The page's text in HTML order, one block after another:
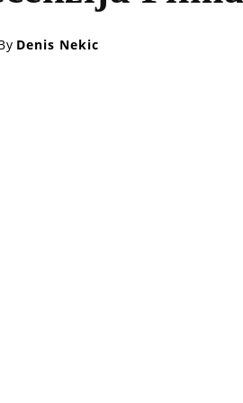
Denis Nekic